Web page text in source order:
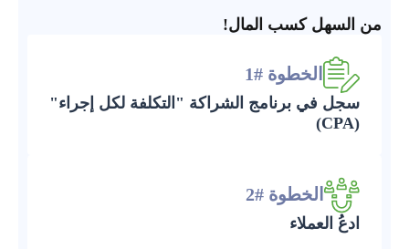
من السهل كسب المال!
الخطوة #1
سجل في برنامج الشراكة "التكلفة لكل إجراء"
الخطوة #2
ادعُ العملاء